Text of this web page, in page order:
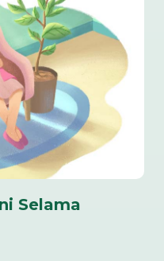
Selama